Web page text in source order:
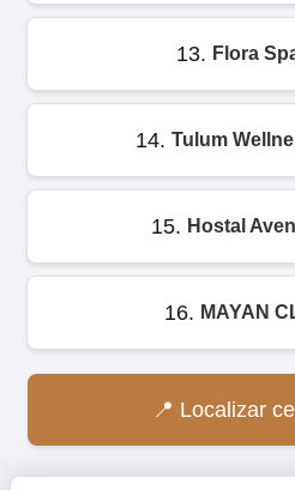
13. Flora
14. Tulum
15. Hostal
16. MAYAN
Localizar